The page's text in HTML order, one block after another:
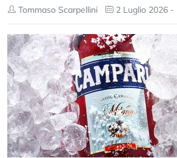
Tommaso Scarpellini 2 Luglio 2026 -